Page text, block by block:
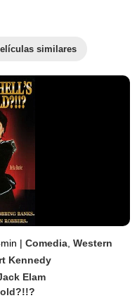
similares
| Comedia Western
Kennedy
Elam